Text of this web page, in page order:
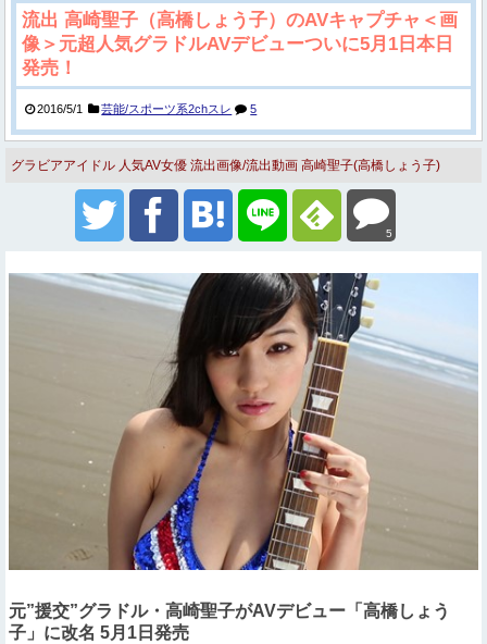
流出 高崎聖子（高橋しょう子）のAVキャプチャ＜画
像＞元超人気グラドルAVデビューついに5月1日本日
発売！
2016/5/1 芸能/スポーツ系2chスレ 5
グラビアアイドル 人気AV女優 流出画像/流出動画 高崎聖子(高橋しょう子)
5
元”援交”グラドル・高崎聖子がAVデビュー「高橋しょう
子」に改名 5月1日発売